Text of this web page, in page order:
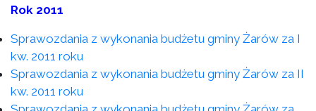
Rok 2011
Sprawozdania z wykonania budżetu gminy Żarów za I
kw. 2011 roku
Sprawozdania z wykonania budżetu gminy Żarów za II
kw. 2011 roku